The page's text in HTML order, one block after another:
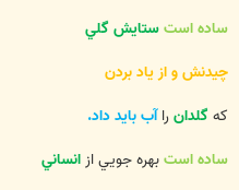
ساده استستايش گلي
چيدنش و از ياد بردن
كه گلدانراآب بايد داد.
ساده استبهره جويي ازانساني